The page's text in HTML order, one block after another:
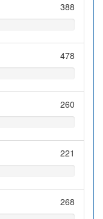
388
478
260
221
268